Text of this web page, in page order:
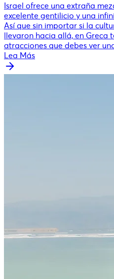
Israel ofrece una extraña
excelente gentilicio y una
Así que sin importar si la
llevaron hacia allá, en Greca
atracciones que debes ver
Lea Más